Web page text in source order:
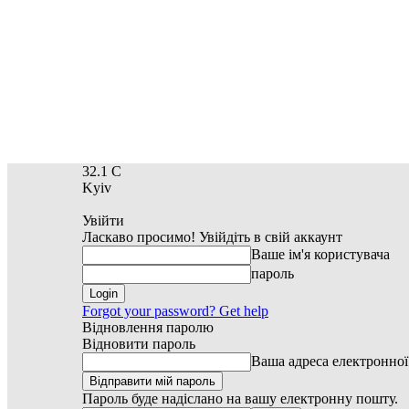
32.1 C
Kyiv
Увійти
Ласкаво просимо! Увійдіть в свій аккаунт
Ваше ім'я користувача
пароль
Forgot your password? Get help
Відновлення паролю
Відновити пароль
Ваша адреса
Пароль буде надіслано на вашу електронну пошту.